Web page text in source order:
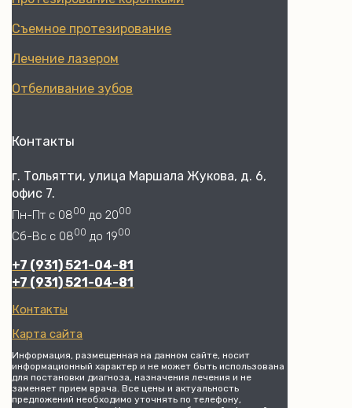
Съемное протезирование
Лечение лазером
Отбеливание зубов
Контакты
г. Тольятти, улица Маршала Жукова, д. 6,
офис 7.
Пн-Пт с 0800 до 2000
Сб-Вс с 0800 до 1900
+7 (931) 521-04-81
+7 (931) 521-04-81
Контакты
Карта сайта
Информация, размещенная на данном сайте, носит
информационный характер и не может быть использована
для постановки диагноза, назначения лечения и не
заменяет прием врача. Все цены и актуальность
предложений необходимо уточнять по телефону,